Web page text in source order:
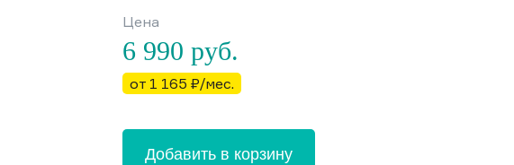
Цена
6 990 руб.
от 1 165 ₽/мес.
Добавить в корзину